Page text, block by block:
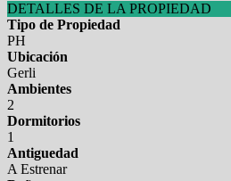
DETALLES DE LA PROPIEDAD
Tipo de Propiedad
PH
Ubicación
Gerli
Ambientes
2
Dormitorios
1
Antiguedad
A Estrenar